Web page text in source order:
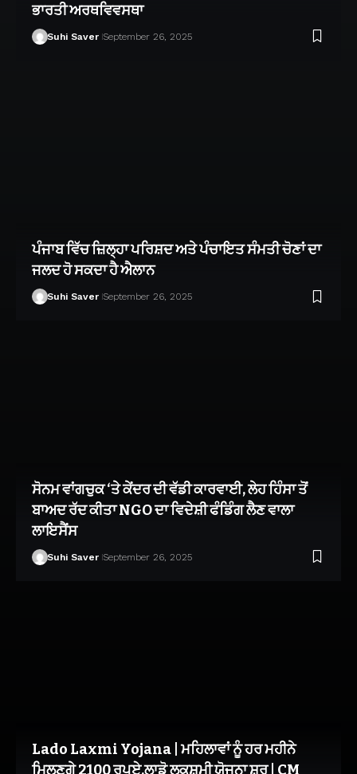
ਭਾਰਤੀ ਅਰਥਵਿਵਸਥਾ
Suhi Saver September 26, 2025
ਪੰਜਾਬ ਵਿੱਚ ਜ਼ਿਲ੍ਹਾ ਪਰਿਸ਼ਦ ਅਤੇ ਪੰਚਾਇਤ ਸੰਮਤੀ ਚੋਣਾਂ ਦਾ
ਜਲਦ ਹੋ ਸਕਦਾ ਹੈ ਐਲਾਨ
Suhi Saver September 26, 2025
ਸੋਨਮ ਵਾਂਗਚੁਕ ‘ਤੇ ਕੇਂਦਰ ਦੀ ਵੱਡੀ ਕਾਰਵਾਈ, ਲੇਹ ਹਿੰਸਾ ਤੋਂ
ਬਾਅਦ ਰੱਦ ਕੀਤਾ NGO ਦਾ ਵਿਦੇਸ਼ੀ ਫੰਡਿੰਗ ਲੈਣ ਵਾਲਾ
ਲਾਇਸੈਂਸ
Suhi Saver September 26, 2025
Lado Laxmi Yojana | ਮਹਿਲਾਵਾਂ ਨੂੰ ਹਰ ਮਹੀਨੇ
ਮਿਲਣਗੇ 2100 ਰੁਪਏ,ਲਾਡੋ ਲਕਸ਼ਮੀ ਯੋਜਨਾ ਸ਼ੁਰੂ | CM